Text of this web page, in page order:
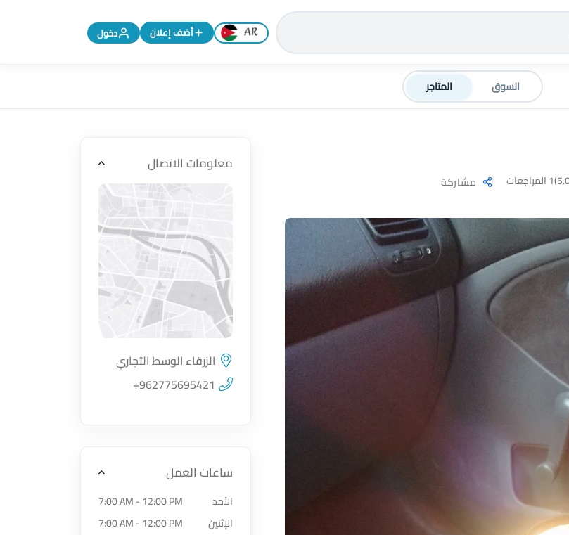
تغيير اللغة إلى الإنجليزية
أضف إعلان دخول
السوق المتاجر
1 المراجعات مشاركة
معلومات الاتصال
اضغط لتحميل الموقع
الزرقاء الوسط التجاري
+962775695421
ساعات العمل
الأحد
7:00 AM - 12:00 PM
الإثنين
7:00 AM - 12:00 PM